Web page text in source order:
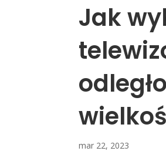
Jak
mar 22, 2023